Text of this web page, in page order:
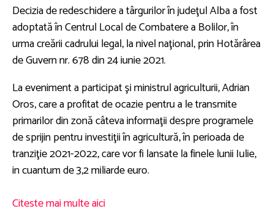
Decizia de redeschidere a târgurilor în judeţul Alba a fost
adoptată în Centrul Local de Combatere a Bolilor, în
urma creării cadrului legal, la nivel naţional, prin Hotărârea
de Guvern nr. 678 din 24 iunie 2021.
La eveniment a participat şi ministrul agriculturii, Adrian
Oros, care a profitat de ocazie pentru a le transmite
primarilor din zonă câteva informaţii despre programele
de sprijin pentru investiţii în agricultură, în perioada de
tranziţie 2021-2022, care vor fi lansate la finele lunii Iulie,
in cuantum de 3,2 miliarde euro.
Citeste mai multe aici